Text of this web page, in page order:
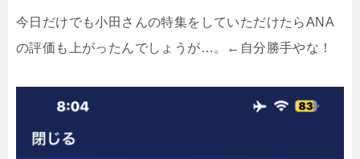
今日だけでも小田さんの特集をしていただけたらANA
の評価も上がったんでしょうが…。←自分勝手やな！